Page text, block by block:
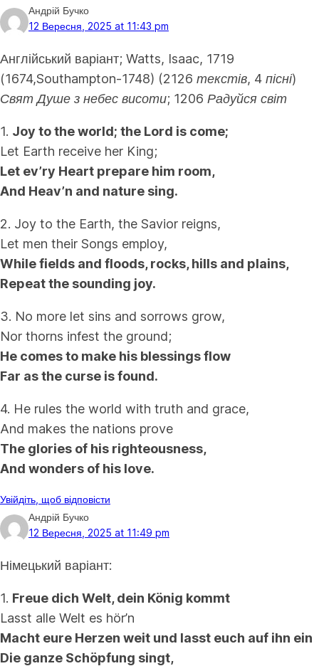
Андрій Бучко
12 Вересня, 2025 at 11:43 pm
Англійський варіант; Watts, Isaac, 1719
(1674,Southampton-1748) (2126 текстів, 4 пісні)
Свят Душе з небес висоти; 1206 Радуйся світ
1. Joy to the world; the Lord is come;
Let Earth receive her King;
Let ev’ry Heart prepare him room,
And Heav’n and nature sing.
2. Joy to the Earth, the Savior reigns,
Let men their Songs employ,
While fields and floods, rocks, hills and plains,
Repeat the sounding joy.
3. No more let sins and sorrows grow,
Nor thorns infest the ground;
He comes to make his blessings flow
Far as the curse is found.
4. He rules the world with truth and grace,
And makes the nations prove
The glories of his righteousness,
And wonders of his love.
Увійдіть, щоб відповісти
Андрій Бучко
12 Вересня, 2025 at 11:49 pm
Німецький варіант:
1. Freue dich Welt, dein König kommt
Lasst alle Welt es hör’n
Macht eure Herzen weit und lasst euch auf ihn ein
Die ganze Schöpfung singt,